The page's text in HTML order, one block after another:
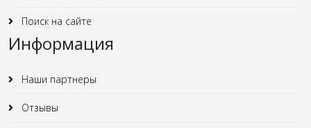
Поиск на сайте
Информация
Наши партнеры
Отзывы